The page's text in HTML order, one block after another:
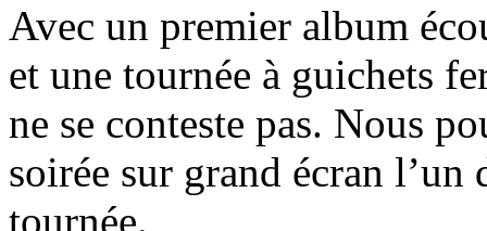
Avec un premier album
et une tournée à guichets
ne se conteste pas. Nous
soirée sur grand écran l’un
tournée.